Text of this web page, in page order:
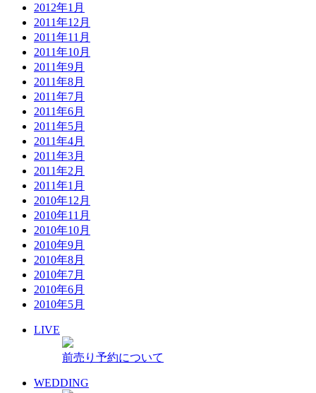
2012年1月
2011年12月
2011年11月
2011年10月
2011年9月
2011年8月
2011年7月
2011年6月
2011年5月
2011年4月
2011年3月
2011年2月
2011年1月
2010年12月
2010年11月
2010年10月
2010年9月
2010年8月
2010年7月
2010年6月
2010年5月
LIVE
前売り予約について
WEDDING